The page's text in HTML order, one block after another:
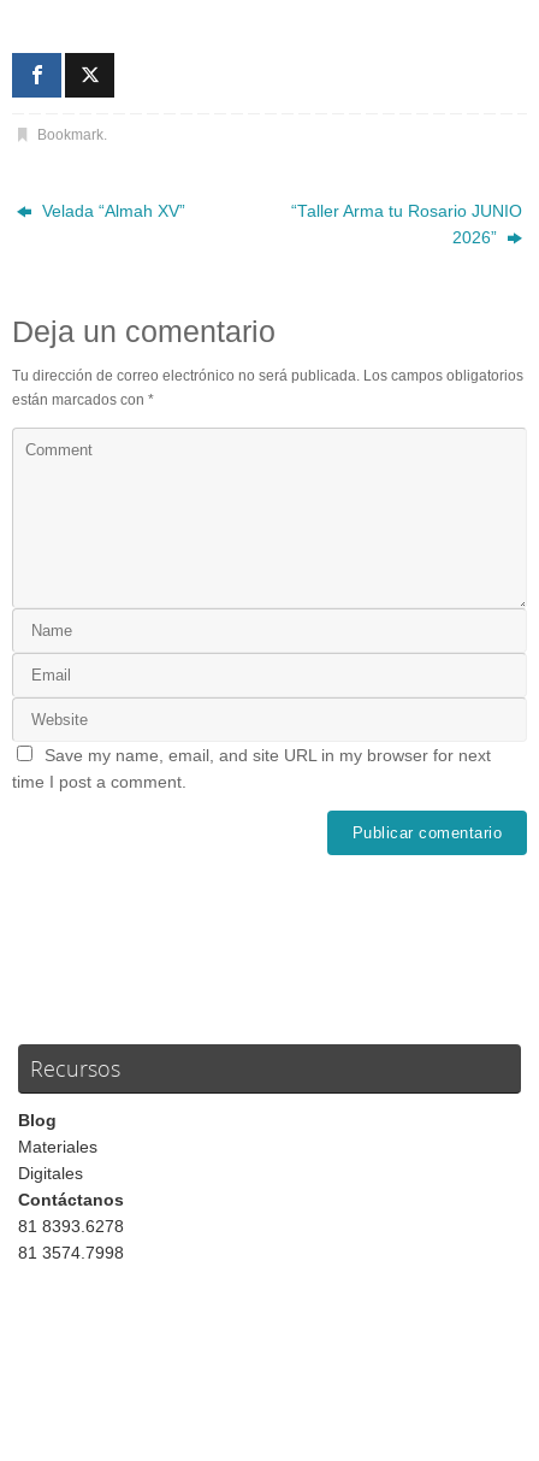
Bookmark.
Velada “Almah XV”
“Taller Arma tu Rosario JUNIO
2026”
Deja un comentario
Tu dirección de correo electrónico no será publicada. Los campos obligatorios
están marcados con *
Save my name, email, and site URL in my browser for next
time I post a comment.
Recursos
Blog
Materiales
Digitales
Contáctanos
81 8393.6278
81 3574.7998